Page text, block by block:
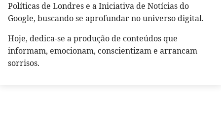
Políticas de Londres e a Iniciativa de Notícias do
Google, buscando se aprofundar no universo digital.
Hoje, dedica-se a produção de conteúdos que
informam, emocionam, conscientizam e arrancam
sorrisos.